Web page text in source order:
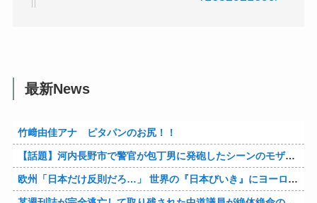
最新News
竹﨑由佳アナ ピタパンのお尻！！
【話題】河内長野市で警官が包丁男に発砲したシーンのモザ無し映像が公開される。
欧州「日本だけ反則だろ…」 世界の『日本びいき』にヨーロッパ全土から不満の声